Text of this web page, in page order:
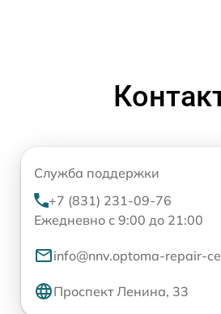
Служба поддержки
+7 (831) 231-09-76
Ежедневно с 9:00 до 21:00
info@nnv.optoma-repair-
Проспект Ленина, 33